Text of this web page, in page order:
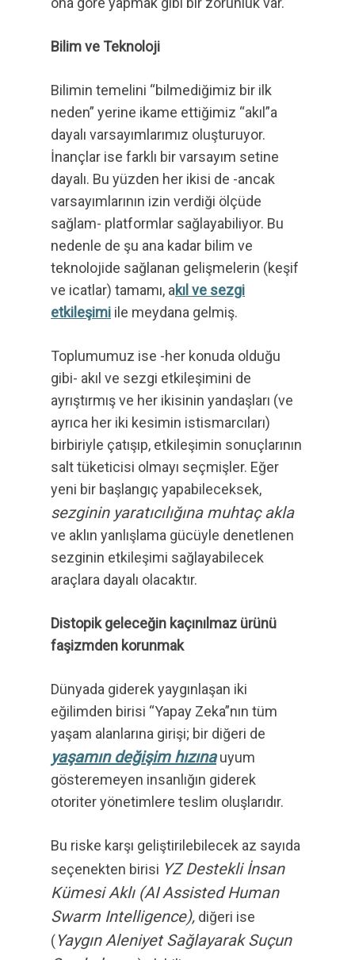
Bilim ve Teknoloji
Bilimin temelini “bilmediğimiz bir ilk
neden” yerine ikame ettiğimiz “akıl”a
dayalı varsayımlarımız oluşturuyor.
İnançlar ise farklı bir varsayım setine
dayalı. Bu yüzden her ikisi de -ancak
varsayımlarının izin verdiği ölçüde
sağlam- platformlar sağlayabiliyor. Bu
nedenle de şu ana kadar bilim ve
teknolojide sağlanan gelişmelerin (keşif
ve icatlar) tamamı, akıl ve sezgi
etkileşimi ile meydana gelmiş.
Toplumumuz ise -her konuda olduğu
gibi- akıl ve sezgi etkileşimini de
ayrıştırmış ve her ikisinin yandaşları (ve
ayrıca her iki kesimin istismarcıları)
birbiriyle çatışıp, etkileşimin sonuçlarının
salt tüketicisi olmayı seçmişler. Eğer
yeni bir başlangıç yapabileceksek,
sezginin yaratıcılığına muhtaç akla
ve aklın yanlışlama gücüyle denetlenen
sezginin etkileşimi sağlayabilecek
araçlara dayalı olacaktır.
Distopik geleceğin kaçınılmaz ürünü
faşizmden korunmak
Dünyada giderek yaygınlaşan iki
eğilimden birisi “Yapay Zeka”nın tüm
yaşam alanlarına girişi; bir diğeri de
yaşamın değişim hızınauyum
gösteremeyen insanlığın giderek
otoriter yönetimlere teslim oluşlarıdır.
Bu riske karşı geliştirilebilecek az sayıda
seçenekten birisi YZ Destekli İnsan
Kümesi Aklı (AI Assisted Human
Swarm Intelligence), diğeri ise
(Yaygın Aleniyet Sağlayarak Suçun